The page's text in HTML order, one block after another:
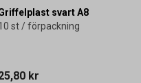
svart A8
st / förpackning
kr